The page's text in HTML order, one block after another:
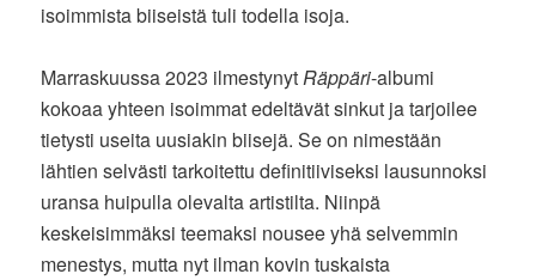
isoimmista biiseistä tuli todella isoja.
Marraskuussa 2023 ilmestynytRäppäri-albumi
kokoaa yhteen isoimmat edeltävät sinkut ja tarjoilee
tietysti useita uusiakin biisejä. Se on nimestään
lähtien selvästi tarkoitettu definitiiviseksi lausunnoksi
uransa huipulla olevalta artistilta. Niinpä
keskeisimmäksi teemaksi nousee yhä selvemmin
menestys, mutta nyt ilman kovin tuskaista